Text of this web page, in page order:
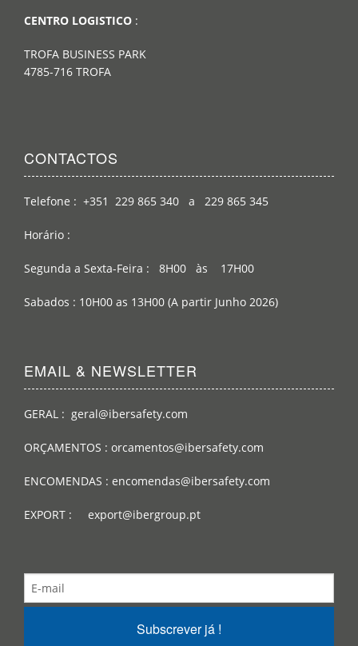
CENTRO LOGISTICO :
TROFA BUSINESS PARK
4785-716 TROFA
CONTACTOS
Telefone : +351 229 865 340 a 229 865 345
Horário :
Segunda a Sexta-Feira : 8H00 às 17H00
Sabados : 10H00 as 13H00 (A partir Junho 2026)
EMAIL & NEWSLETTER
GERAL : geral@ibersafety.com
ORÇAMENTOS : orcamentos@ibersafety.com
ENCOMENDAS : encomendas@ibersafety.com
EXPORT : export@ibergroup.pt
Subscrever já !